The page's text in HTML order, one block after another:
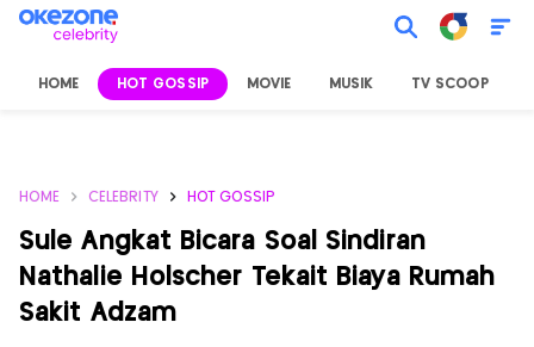
HOME HOT GOSSIP MOVIE MUSIK TV SCOOP
HOME CELEBRITY HOT GOSSIP
Sule Angkat Bicara Soal Sindiran
Nathalie Holscher Tekait Biaya Rumah
Sakit Adzam